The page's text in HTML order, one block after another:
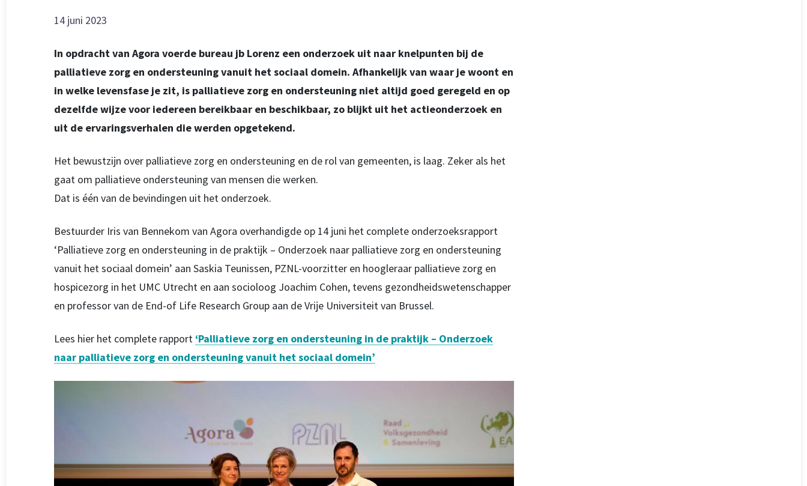
14 juni 2023
In opdracht van Agora voerde bureau jb Lorenz een onderzoek uit naar knelpunten bij de
palliatieve zorg en ondersteuning vanuit het sociaal domein. Afhankelijk van waar je woont en
in welke levensfase je zit, is palliatieve zorg en ondersteuning niet altijd goed geregeld en op
dezelfde wijze voor iedereen bereikbaar en beschikbaar, zo blijkt uit het actieonderzoek en
uit de ervaringsverhalen die werden opgetekend.
Het bewustzijn over palliatieve zorg en ondersteuning en de rol van gemeenten, is laag. Zeker als het
gaat om palliatieve ondersteuning van mensen die werken.
Dat is één van de bevindingen uit het onderzoek.
Bestuurder Iris van Bennekom van Agora overhandigde op 14 juni het complete onderzoeksrapport
‘Palliatieve zorg en ondersteuning in de praktijk – Onderzoek naar palliatieve zorg en ondersteuning
vanuit het sociaal domein’ aan Saskia Teunissen, PZNL-voorzitter en hoogleraar palliatieve zorg en
hospicezorg in het UMC Utrecht en aan socioloog Joachim Cohen, tevens gezondheidswetenschapper
en professor van de End-of Life Research Group aan de Vrije Universiteit van Brussel.
Lees hier het complete rapport ‘Palliatieve zorg en ondersteuning in de praktijk – Onderzoek
naar palliatieve zorg en ondersteuning vanuit het sociaal domein’